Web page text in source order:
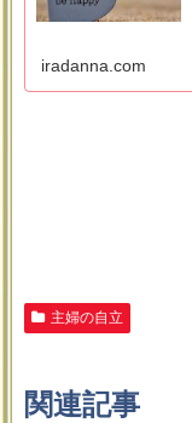
iradanna.com
主婦の自立
関連記事